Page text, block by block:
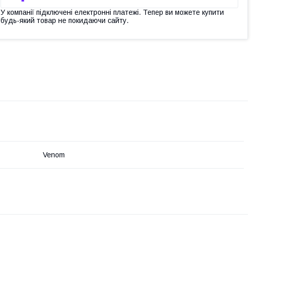
У компанії підключені електронні платежі. Тепер ви можете купити
будь-який товар не покидаючи сайту.
Venom